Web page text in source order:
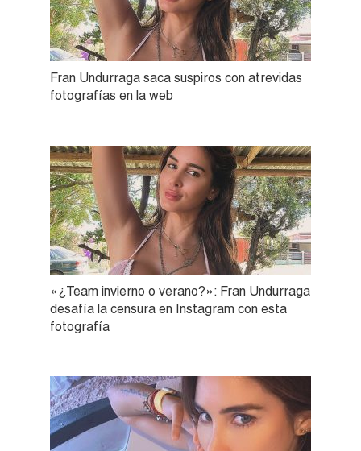
Fran Undurraga saca suspiros con atrevidas
fotografías en la web
«¿Team invierno o verano?»: Fran Undurraga
desafía la censura en Instagram con esta
fotografía